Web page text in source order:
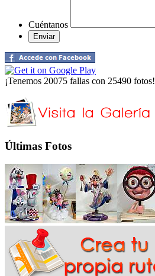
Cuéntanos
¡Tenemos 20075 fallas con 25490 fotos!
Últimas Fotos